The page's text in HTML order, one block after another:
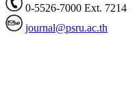
0-5526-7000 Ext. 7214
journal@psru.ac.th